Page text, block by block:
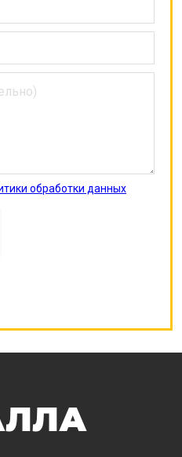
обработки данных